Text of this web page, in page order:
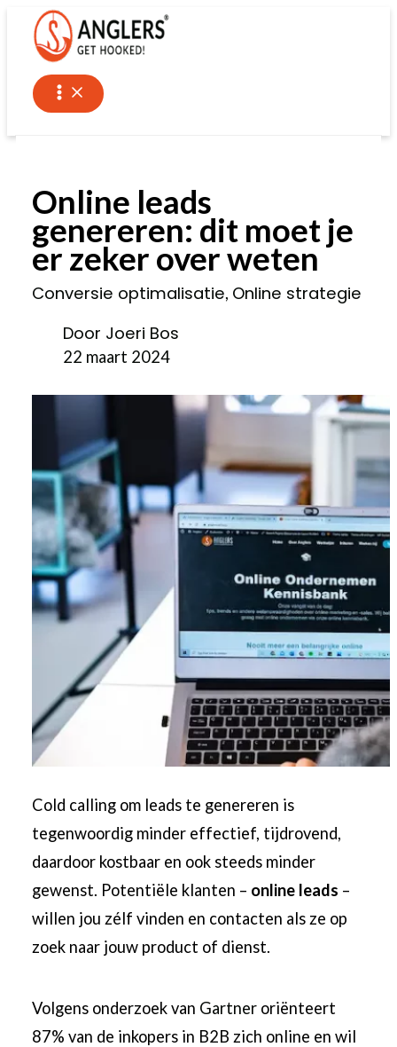
naar
inhoud
Online leads
genereren: dit moet je
er zeker over weten
Conversie optimalisatie, Online strategie
Door Joeri Bos
22 maart 2024
Cold calling om leads te genereren is
tegenwoordig minder effectief, tijdrovend,
daardoor kostbaar en ook steeds minder
gewenst. Potentiële klanten – online leads –
willen jou zélf vinden en contacten als ze op
zoek naar jouw product of dienst.
Volgens onderzoek van Gartner oriënteert
87% van de inkopers in B2B zich online en wil